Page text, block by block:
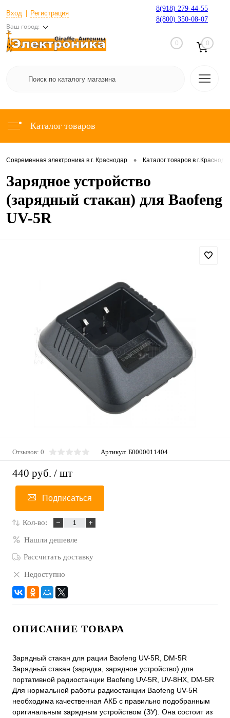
Вход Регистрация
Ваш город:
8(918) 279-44-55
8(800) 350-08-07
0 0
Каталог товаров
Современная электроника в г. Краснодар • Каталог товаров в
Зарядное устройство
(зарядный стакан) для Baofeng
UV-5R
Отзывов: 0 Артикул: Б0000011404
440 руб. / шт
Подписаться
Кол-во:
Нашли дешевле
Рассчитать доставку
Недоступно
ОПИСАНИЕ ТОВАРА
Зарядный стакан для рации Baofeng UV-5R, DM-5R
Зарядный стакан (зарядка, зарядное устройство) для
портативной радиостанции Baofeng UV-5R, UV-8HX, DM-5R
Для нормальной работы радиостанции Baofeng UV-5R
необходима качественная АКБ с правильно подобранным
оригинальным зарядным устройством (ЗУ). Она состоит из